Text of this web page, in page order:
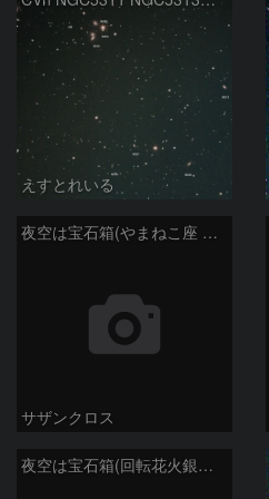
えすとれいる
夜空は宝石箱(やまねこ座 NGC2683) Seestar50
サザンクロス
夜空は宝石箱(回転花火銀河 M101) Seestar50